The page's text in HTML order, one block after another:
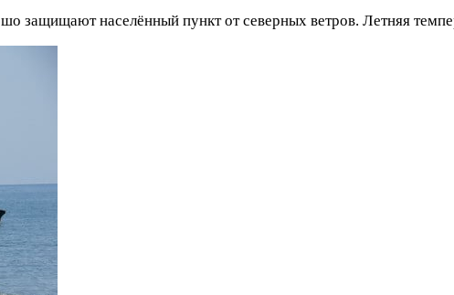
населённый пункт от северных ветров. Летняя